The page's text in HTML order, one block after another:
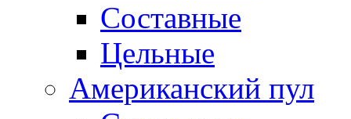
Составные
Цельные
Американский пул